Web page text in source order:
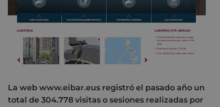
La web www.eibar.eus registró el pasado año un
total de 304.778 visitas o sesiones realizadas por